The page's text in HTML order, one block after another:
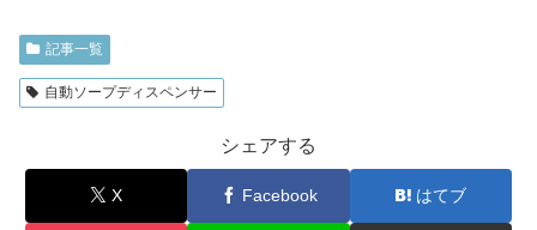
記事一覧
自動ソープディスペンサー
シェアする
X Facebook はてブ